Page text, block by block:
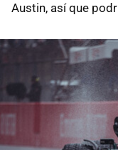
Austin, así que